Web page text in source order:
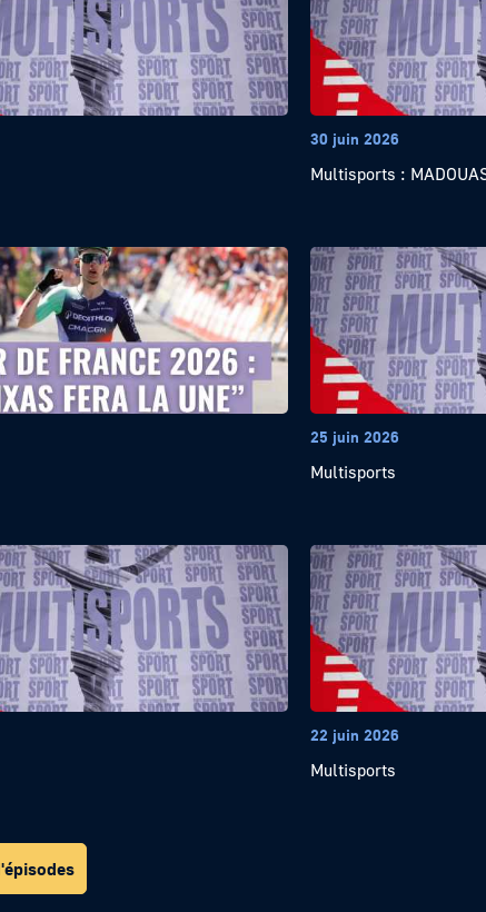
30 juin 2026
Multisports :
25 juin 2026
Multisports
22 juin 2026
Multisports